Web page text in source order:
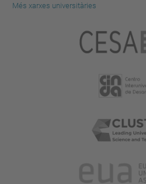
Més xarxes universitàries